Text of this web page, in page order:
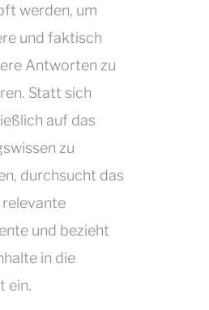
werden, um
und faktisch
Antworten zu
Statt sich
auf das
zu
durchsucht das
relevante
und bezieht
in die
ein.